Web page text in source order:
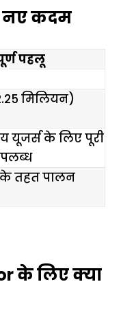
नए कदम
पहलू
मिलियन)
यूजर्स के लिए पूरी
के तहत पालन
के लिए क्या